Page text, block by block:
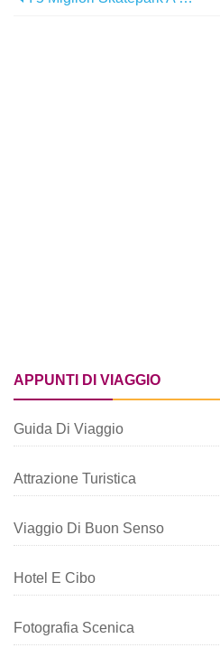
APPUNTI DI VIAGGIO
Guida Di Viaggio
Attrazione Turistica
Viaggio Di Buon Senso
Hotel E Cibo
Fotografia Scenica